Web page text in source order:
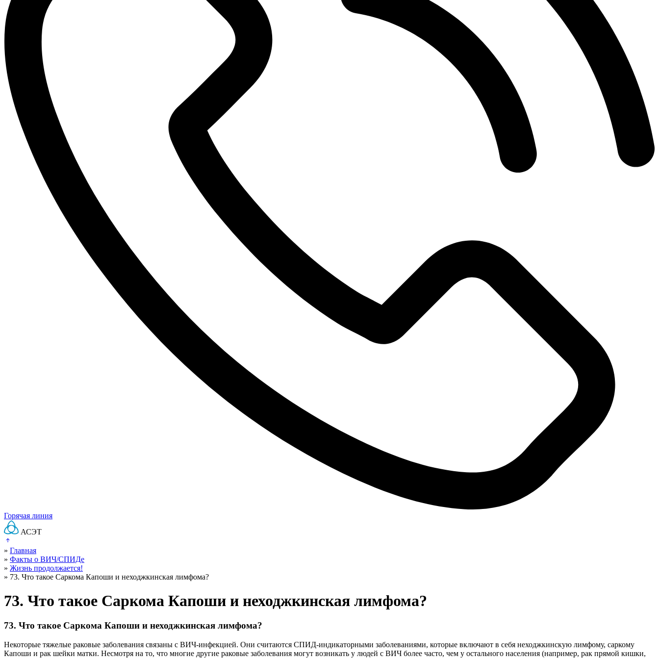
Горячая линия
АСЭТ
» Главная
» Факты о ВИЧ/СПИДе
» Жизнь продолжается!
» 73. Что такое Саркома Капоши и неходжкинская лимфома?
73. Что такое Саркома Капоши и неходжкинская лимфома?
73. Что такое Саркома Капоши и неходжкинская лимфома?
Некоторые тяжелые раковые заболевания связаны с ВИЧ-инфекцией. Они считаются СПИД-индикаторными заболеваниями, которые включают в себя неходжкинскую лимфому, саркому
Капоши и рак шейки матки. Несмотря на то, что многие другие раковые заболевания могут возникать у людей с ВИЧ более часто, чем у остального населения (например, рак прямой кишки,